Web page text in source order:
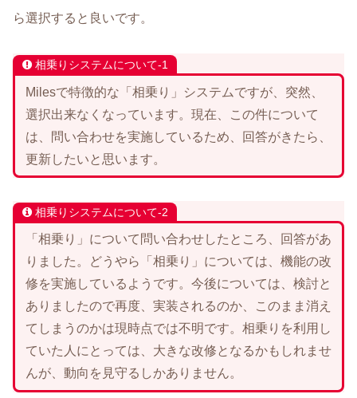
ら選択すると良いです。
相乗りシステムについて-1
Milesで特徴的な「相乗り」システムですが、突然、
選択出来なくなっています。現在、この件について
は、問い合わせを実施しているため、回答がきたら、
更新したいと思います。
相乗りシステムについて-2
「相乗り」について問い合わせしたところ、回答があ
りました。どうやら「相乗り」については、機能の改
修を実施しているようです。今後については、検討と
ありましたので再度、実装されるのか、このまま消え
てしまうのかは現時点では不明です。相乗りを利用し
ていた人にとっては、大きな改修となるかもしれませ
んが、動向を見守るしかありません。